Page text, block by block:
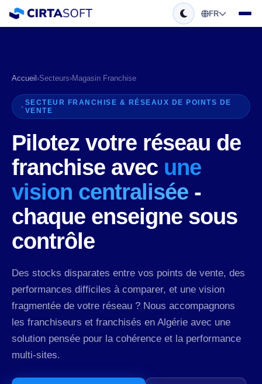
FR
Accueil ›Secteurs›Magasin Franchise
SECTEUR FRANCHISE & RÉSEAUX DE POINTS DE
VENTE
Pilotez votre réseau de
franchise avec une
vision centralisée -
chaque enseigne sous
contrôle
Des stocks disparates entre vos points de vente, des
performances difficiles à comparer, et une vision
fragmentée de votre réseau ? Nous accompagnons
les franchiseurs et franchisés en Algérie avec une
solution pensée pour la cohérence et la performance
multi-sites.